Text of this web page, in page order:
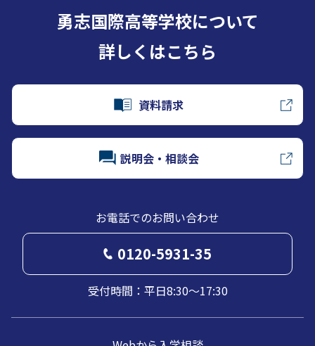
勇志国際高等学校について
詳しくはこちら
資料請求
説明会・相談会
お電話でのお問い合わせ
0120-5931-35
受付時間：平日8:30～17:30